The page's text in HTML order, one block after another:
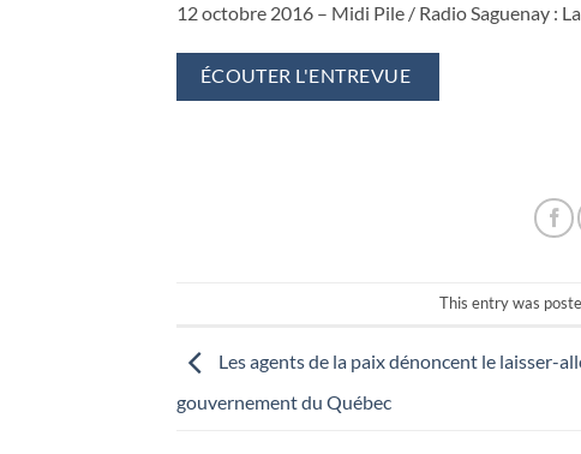
12 octobre 2016 – Midi Pile / Radio Saguenay :
ÉCOUTER L'ENTREVUE
This entry was
Les agents de la paix dénoncent le laisser-
gouvernement du Québec